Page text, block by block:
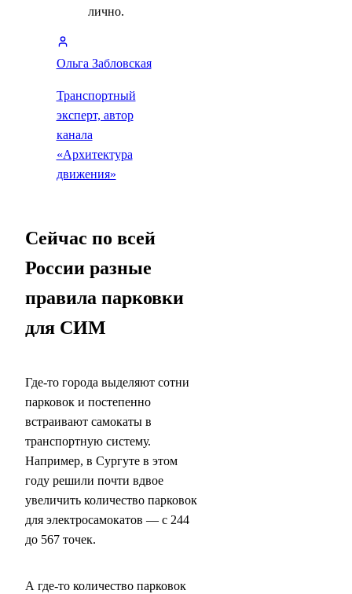
лично.
Ольга Забловская
Транспортный
эксперт, автор
канала
«Архитектура
движения»
Сейчас по всей
России разные
правила парковки
для СИМ
Где-то города выделяют сотни
парковок и постепенно
встраивают самокаты в
транспортную систему.
Например, в Сургуте в этом
году решили почти вдвое
увеличить количество парковок
для электросамокатов — с 244
до 567 точек.
А где-то количество парковок